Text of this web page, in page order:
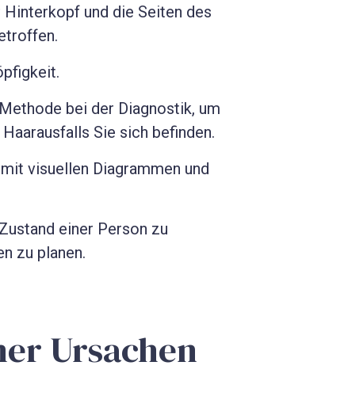
und die Seiten des
bei der Diagnostik, um
Sie sich befinden.
visuellen Diagrammen und
einer Person zu
zu planen.
Ursachen